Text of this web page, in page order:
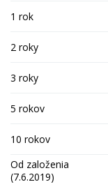
1 rok
2 roky
3 roky
5 rokov
10 rokov
Od založenia
(7.6.2019)